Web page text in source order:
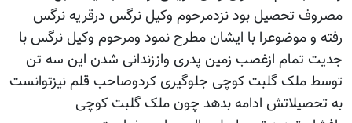
مصروف تحصیل بود نزدمرحوم وکیل نرگس درقریه نرگس
رفته و موضوعرا با ایشان مطرح نمود ومرحوم وکیل نرگس با
جدیت تمام ازغصب زمین پدری واززندانی شدن این سه تن
توسط ملک گلبت کوچی جلوگیری کردوصاحب قلم نیزتوانست
به تحصیلاتش ادامه بدهد چون ملک گلبت کوچی